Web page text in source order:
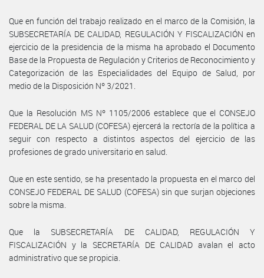
Que en función del trabajo realizado en el marco de la Comisión, la
SUBSECRETARÍA DE CALIDAD, REGULACIÓN Y FISCALIZACIÓN en
ejercicio de la presidencia de la misma ha aprobado el Documento
Base de la Propuesta de Regulación y Criterios de Reconocimiento y
Categorización de las Especialidades del Equipo de Salud, por
medio de la Disposición Nº 3/2021.
Que la Resolución MS Nº 1105/2006 establece que el CONSEJO
FEDERAL DE LA SALUD (COFESA) ejercerá la rectoría de la política a
seguir con respecto a distintos aspectos del ejercicio de las
profesiones de grado universitario en salud.
Que en este sentido, se ha presentado la propuesta en el marco del
CONSEJO FEDERAL DE SALUD (COFESA) sin que surjan objeciones
sobre la misma.
Que la SUBSECRETARÍA DE CALIDAD, REGULACIÓN Y
FISCALIZACIÓN y la SECRETARÍA DE CALIDAD avalan el acto
administrativo que se propicia.